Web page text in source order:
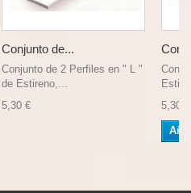
Conjunto de...
Conjunto de 2 Perfiles en " L "
de Estireno,...
5,30 €
5,30 €